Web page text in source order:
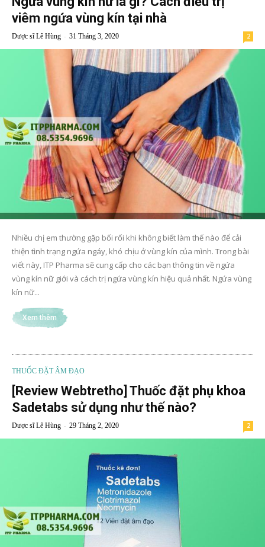
viêm ngứa vùng kín tại nhà
Dược sĩ Lê Hùng - 31 Tháng 3, 2020 2
Nhiều chị em thường gặp bối rối khi không biết làm thế nào để cải
thiện tình trạng ngứa ngáy, khó chịu ở vùng kín của mình. Trong bài
viết này, ITP Pharma sẽ cung cấp cho các bạn thông tin về ngứa
vùng kín nữ giới và cách trị ngứa vùng kín hiệu quả nhất. Ngứa vùng
kín nữ...
Xem thêm
THUỐC ĐẶT ÂM ĐẠO
[Review Webtretho] Thuốc đặt phụ khoa
Sadetabs sử dụng như thế nào?
Dược sĩ Lê Hùng - 29 Tháng 2, 2020 2